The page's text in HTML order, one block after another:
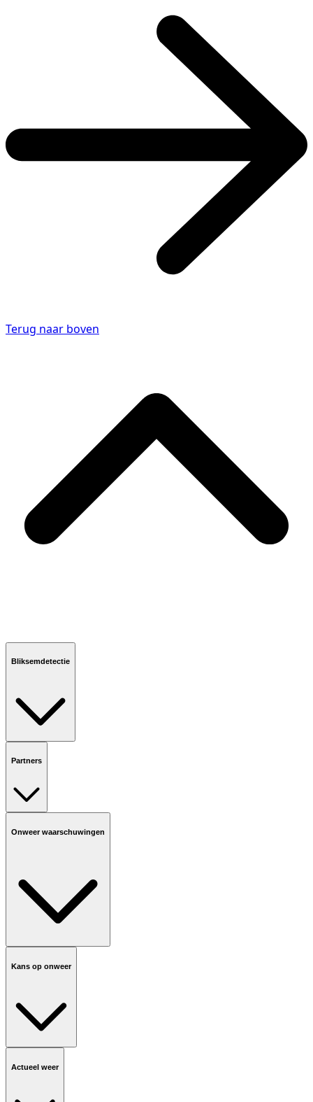
Terug naar boven
Bliksemdetectie
Partners
Onweer waarschuwingen
Kans op onweer
Actueel weer